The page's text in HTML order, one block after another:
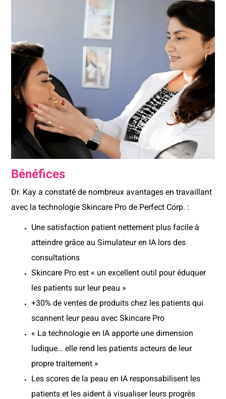
Bénéfices
Dr. Kay a constaté de nombreux avantages en travaillant
avec la technologie Skincare Pro de Perfect Corp. :
Une satisfaction patient nettement plus facile à
atteindre grâce au Simulateur en IA lors des
consultations
Skincare Pro est « un excellent outil pour éduquer
les patients sur leur peau »
+30% de ventes de produits chez les patients qui
scannent leur peau avec Skincare Pro
« La technologie en IA apporte une dimension
ludique… elle rend les patients acteurs de leur
propre traitement »
Les scores de la peau en IA responsabilisent les
patients et les aident à visualiser leurs progrès